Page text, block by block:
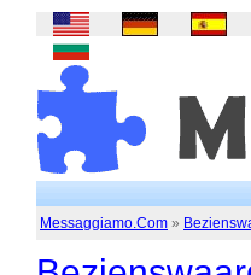
Messaggiamo.Com »